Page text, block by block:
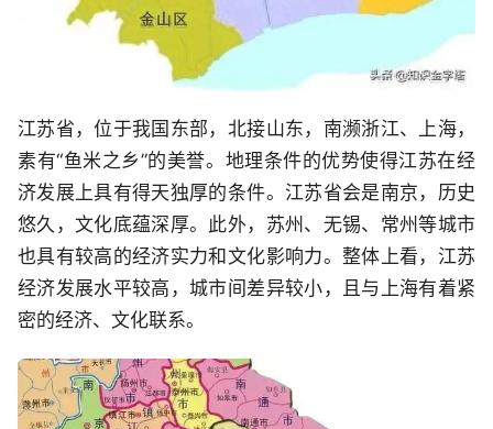
江苏省，位于我国东部，北接山东，南濒浙江、上海，
素有“鱼米之乡”的美誉。地理条件的优势使得江苏在经
济发展上具有得天独厚的条件。江苏省会是南京，历史
悠久，文化底蕴深厚。此外，苏州、无锡、常州等城市
也具有较高的经济实力和文化影响力。整体上看，江苏
经济发展水平较高，城市间差异较小，且与上海有着紧
密的经济、文化联系。